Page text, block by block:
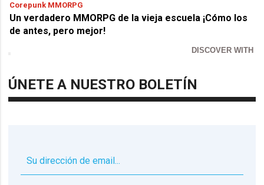
Corepunk MMORPG
Un verdadero MMORPG de la vieja escuela ¡Cómo los
de antes, pero mejor!
DISCOVER WITH
ÚNETE A NUESTRO BOLETÍN